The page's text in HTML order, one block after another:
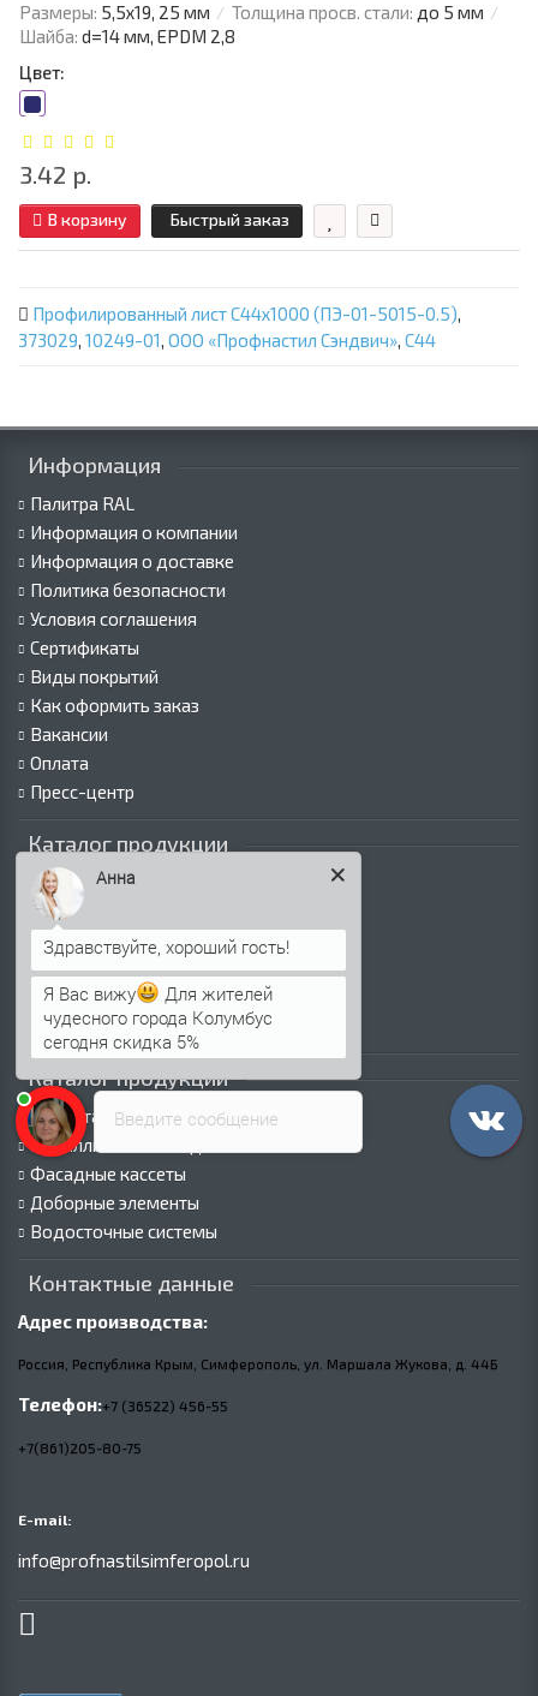
Размеры: 5,5х19, 25 мм Толщина просв. стали: до 5 мм
Шайба: d=14 мм, EPDM 2,8
Цвет:
3.42 р.
В корзину Быстрый заказ
Профилированный лист С44х1000 (ПЭ-01-5015-0.5),
373029, 10249-01, ООО «Профнастил Сэндвич», С44
Информация
Палитра RAL
Информация о компании
Информация о доставке
Политика безопасности
Условия соглашения
Сертификаты
Виды покрытий
Как оформить заказ
Вакансии
Оплата
Пресс-центр
Каталог продукции
Профнастил для крыши
Профнастил для забора
Стеновой профнастил
Кровельные сэндвич-панели
Стеновые сэндвич-панели
Металлочерепица
Каталог продукции
Евроштакетник
Металлический сайдинг
Фасадные кассеты
Доборные элементы
Водосточные системы
Контактные данные
Адрес производства:
Россия, Республика Крым, Симферополь, ул. Маршала Жукова, д. 44Б
Телефон:+7 (36522) 456-55
+7(861)205-80-75
E-mail:
info@profnastilsimferopol.ru
Введите сообщение
Анна
Я Вас вижу
Для жителей
чудесного города Колумбус
сегодня скидка 5%